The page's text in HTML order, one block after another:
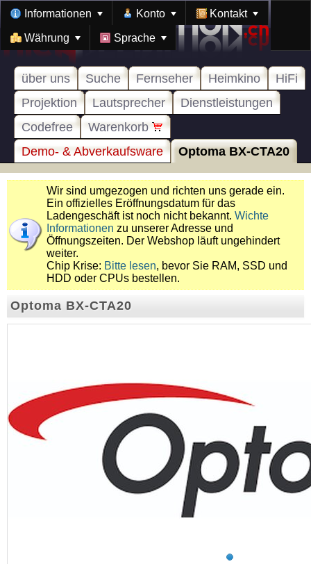
Informationen Konto Kontakt
Währung Sprache
über uns Suche Fernseher Heimkino
HiFi
Projektion
Lautsprecher
Dienstleistungen
Codefree
Warenkorb
Demo- & Abverkaufsware
Optoma BX-CTA20
Wir sind umgezogen und richten uns gerade ein.
Ein offizielles Eröffnungsdatum für das
Ladengeschäft ist noch nicht bekannt. Wichte
Informationen zu unserer Adresse und
Öffnungszeiten. Der Webshop läuft ungehindert
weiter.
Chip Krise: Bitte lesen, bevor Sie RAM, SSD und
HDD oder CPUs bestellen.
Optoma BX-CTA20